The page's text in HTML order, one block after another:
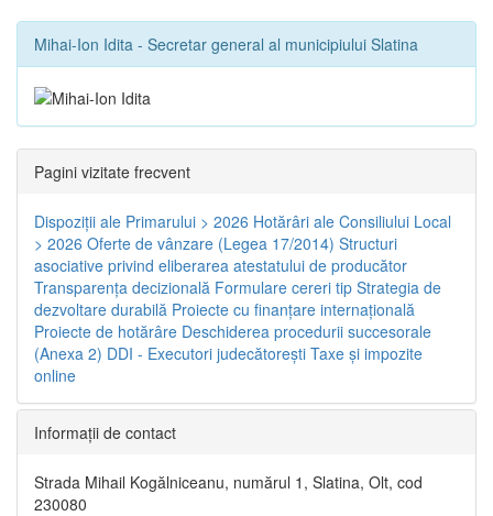
Mihai-Ion Idita - Secretar general al municipiului Slatina
Pagini vizitate frecvent
Dispoziţii ale Primarului > 2026 Hotărâri ale Consiliului Local
> 2026 Oferte de vânzare (Legea 17/2014) Structuri
asociative privind eliberarea atestatului de producător
Transparenţa decizională Formulare cereri tip Strategia de
dezvoltare durabilă Proiecte cu finanţare internaţională
Proiecte de hotărâre Deschiderea procedurii succesorale
(Anexa 2) DDI - Executori judecătorești Taxe şi impozite
online
Informaţii de contact
Strada Mihail Kogălniceanu, numărul 1, Slatina, Olt, cod
230080